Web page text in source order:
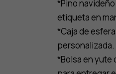
*Pino
etiqueta en
*Caja de
personalizada.
*Bolsa en yute